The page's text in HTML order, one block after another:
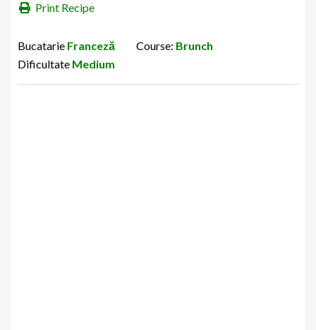
Print Recipe
Bucatarie Franceză Course: Brunch
Dificultate Medium